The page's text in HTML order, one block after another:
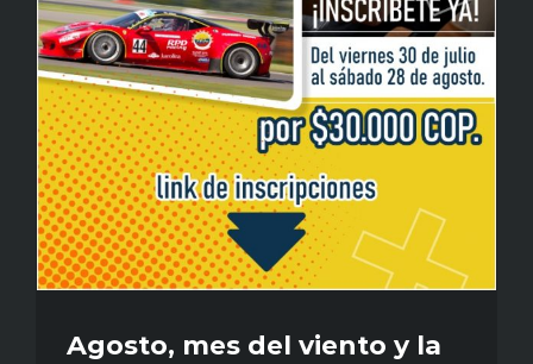
Agosto, mes del viento y la